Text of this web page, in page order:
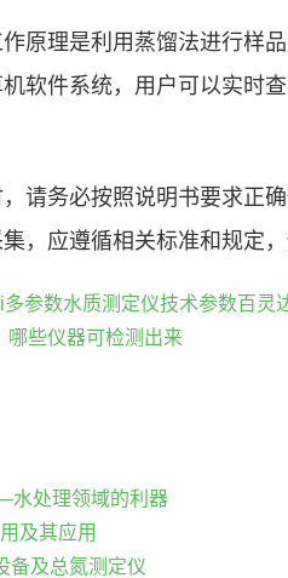
原理是利用蒸馏法进行样
软件系统，用户可以实时
请务必按照说明书要求正
，应遵循相关标准和规定
参数水质测定仪技术参数百灵
哪些仪器可检测出来
处理领域的利器
及其应用
备及总氮测定仪